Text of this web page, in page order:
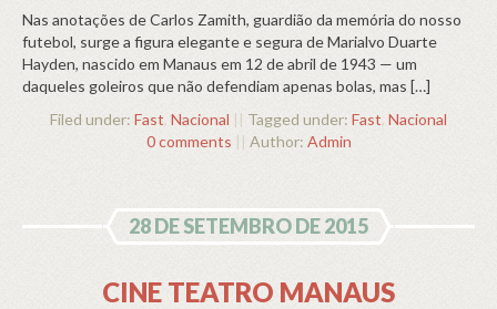
Nas anotações de Carlos Zamith, guardião da memória do nosso
futebol, surge a figura elegante e segura de Marialvo Duarte
Hayden, nascido em Manaus em 12 de abril de 1943 — um
daqueles goleiros que não defendiam apenas bolas, mas […]
Filed under: Fast, Nacional || Tagged under: Fast, Nacional
0 comments || Author: Admin
28 DE SETEMBRO DE 2015
CINE TEATRO MANAUS